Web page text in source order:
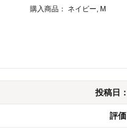
購入商品： ネイビー, M
投稿日：
評価